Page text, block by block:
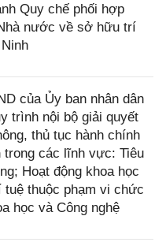
Quy chế phối hợp
nước về sở hữu trí
của Ủy ban nhân dân
trình nội bộ giải quyết
thủ tục hành chính
trong các lĩnh vực: Tiêu
Hoạt động khoa học
thuộc phạm vi chức
học và Công nghệ